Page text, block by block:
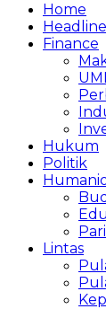
Home
Headline
Finance
Hukum
Politik
Lintas